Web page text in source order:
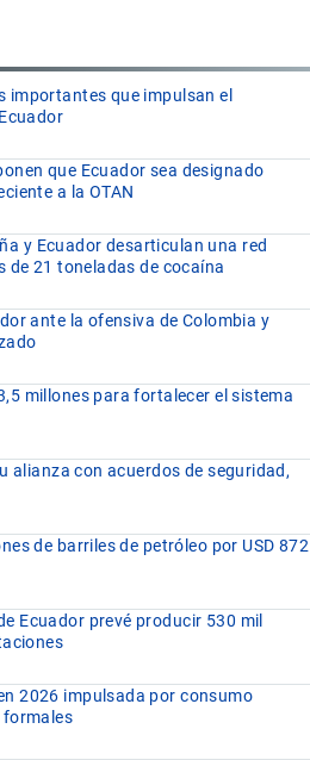
importantes que impulsan el
que Ecuador sea designado
a la OTAN
y Ecuador desarticulan una red
21 toneladas de cocaína
ante la ofensiva de Colombia y
millones para fortalecer el sistema
alianza con acuerdos de seguridad,
de barriles de petróleo por USD 872
Ecuador prevé producir 530 mil
2026 impulsada por consumo
formales